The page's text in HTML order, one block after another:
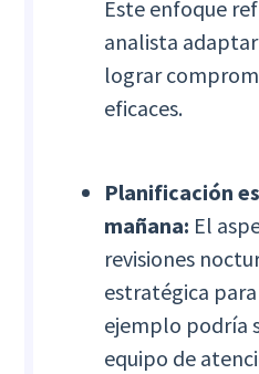
Este enfoque
analista
lograr
eficaces.
Planificación
mañana: El
revisiones
estratégica
ejemplo podría
equipo de